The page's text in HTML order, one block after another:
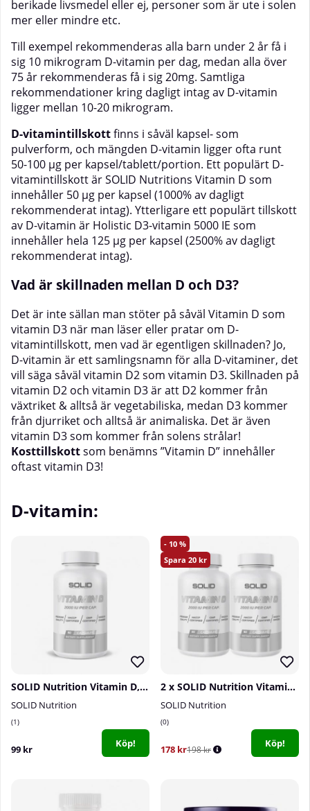
berikade livsmedel eller ej, personer som är ute i solen
mer eller mindre etc.
Till exempel rekommenderas alla barn under 2 år få i
sig 10 mikrogram D-vitamin per dag, medan alla över
75 år rekommenderas få i sig 20mg. Samtliga
rekommendationer kring dagligt intag av D-vitamin
ligger mellan 10-20 mikrogram.
D-vitamintillskottfinns i såväl kapsel- som
pulverform, och mängden D-vitamin ligger ofta runt
50-100 µg per kapsel/tablett/portion. Ett populärt D-
vitamintillskott är SOLID Nutritions Vitamin D som
innehåller 50 µg per kapsel (1000% av dagligt
rekommenderat intag). Ytterligare ett populärt tillskott
av D-vitamin är Holistic D3-vitamin 5000 IE som
innehåller hela 125 µg per kapsel (2500% av dagligt
rekommenderat intag).
Vad är skillnaden mellan D och D3?
Det är inte sällan man stöter på såväl Vitamin D som
vitamin D3 när man läser eller pratar om D-
vitamintillskott, men vad är egentligen skillnaden? Jo,
D-vitamin är ett samlingsnamn för alla D-vitaminer, det
vill säga såväl vitamin D2 som vitamin D3. Skillnaden på
vitamin D2 och vitamin D3 är att D2 kommer från
växtriket & alltså är vegetabiliska, medan D3 kommer
från djurriket och alltså är animaliska. Det är även
vitamin D3 som kommer från solens strålar!
Kosttillskottsom benämns ”Vitamin D” innehåller
oftast vitamin D3!
D-vitamin:
SOLID Nutrition Vitamin D, 90 caps
SOLID Nutrition
1
99 kr Köp!
10
20
2 x SOLID Nutrition Vitamin D, 90 caps
SOLID Nutrition
0
178 kr198 kr
Köp!